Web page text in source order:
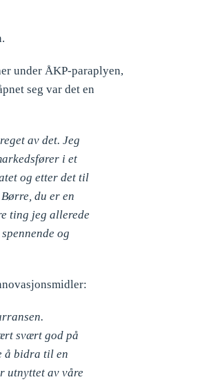
under ÅKP-paraplyen,
seg var det en
av det. Jeg
i et
og etter det til
du er en
ting jeg allerede
og
svært god på
å bidra til en
utnyttet av våre